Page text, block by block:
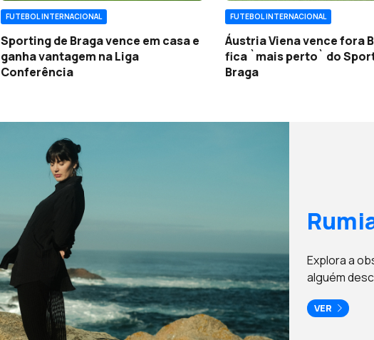
FUTEBOL INTERNACIONAL
Sporting de Braga vence em casa e
ganha vantagem na Liga
Conferência
FUTEBOL INTERNACIONAL
Áustria Viena vence fora
fica `mais perto` do
Braga
Explora a
alguém
VER